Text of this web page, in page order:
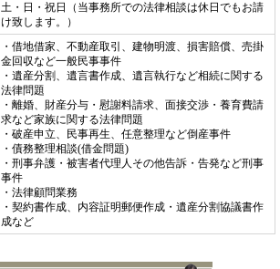
土・日・祝日（当事務所での法律相談は休日でもお請
け致します。）
・借地借家、不動産取引、建物明渡、損害賠償、売掛
金回収など一般民事事件
・遺産分割、遺言書作成、遺言執行など相続に関する
法律問題
・離婚、財産分与・慰謝料請求、面接交渉・養育費請
求など家族に関する法律問題
・破産申立、民事再生、任意整理など倒産事件
・債務整理相談(借金問題)
・刑事弁護・被害者代理人その他告訴・告発など刑事
事件
・法律顧問業務
・契約書作成、内容証明郵便作成・遺産分割協議書作
成など